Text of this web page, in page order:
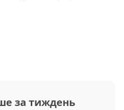
за тиждень